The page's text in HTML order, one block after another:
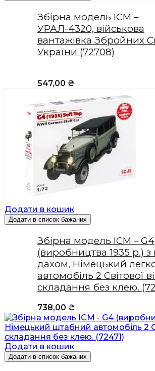
Збірна модель ICM –
УРАЛ-4320, військова
вантажівка Збройних
України (72708)
547,00 ₴
Додати в кошик
Додати в список бажаних
Збірна модель ICM – G4
(виробництва 1935 р.) з
дахом, Німецький
автомобіль 2 Світової
складання без клею.
738,00 ₴
Додати в кошик
Додати в список бажаних